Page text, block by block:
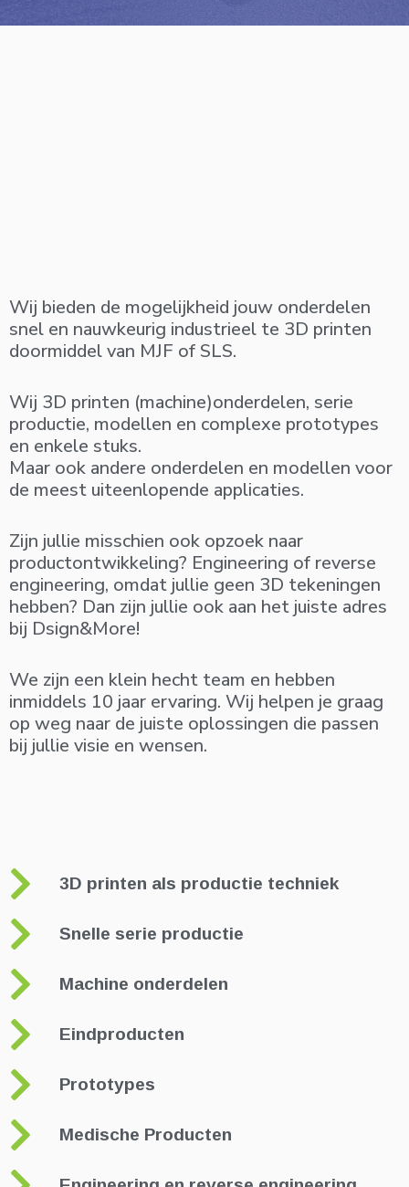
Wij bieden de mogelijkheid jouw onderdelen
snel en nauwkeurig industrieel te 3D printen
doormiddel van MJF of SLS.
Wij 3D printen (machine)onderdelen, serie
productie, modellen en complexe prototypes
en enkele stuks.
Maar ook andere onderdelen en modellen voor
de meest uiteenlopende applicaties.
Zijn jullie misschien ook opzoek naar
productontwikkeling? Engineering of reverse
engineering, omdat jullie geen 3D tekeningen
hebben? Dan zijn jullie ook aan het juiste adres
bij Dsign&More!
We zijn een klein hecht team en hebben
inmiddels 10 jaar ervaring. Wij helpen je graag
op weg naar de juiste oplossingen die passen
bij jullie visie en wensen.
3D printen als productie techniek
Snelle serie productie
Machine onderdelen
Eindproducten
Prototypes
Medische Producten